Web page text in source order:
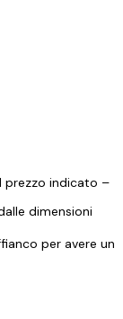
prezzo indicato –
dimensioni
per avere un